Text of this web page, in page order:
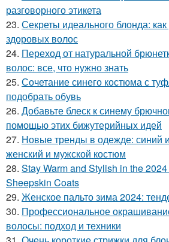
разговорного этикета
23. Секреты идеального блонда:
здоровых волос
24. Переход от натуральной
волос: все, что нужно знать
25. Сочетание синего костюма с
подобрать обувь
26. Добавьте блеск к синему
помощью этих бижутерийных идей
27. Новые тренды в одежде: синий
женский и мужской костюм
28. Stay Warm and Stylish in the
Sheepskin Coats
29. Женское пальто зима 2024:
30. Профессиональное
волосы: подход и техники